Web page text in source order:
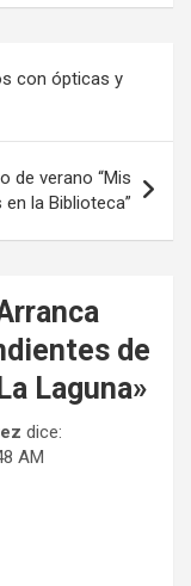
con ópticas y
de verano “Mis
la Biblioteca”
de
Laguna»
dice:
AM